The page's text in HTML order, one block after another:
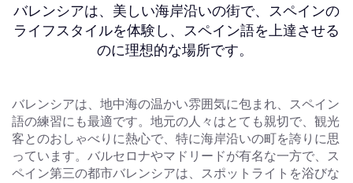
バレンシアは、美しい海岸沿いの街で、スペインの
ライフスタイルを体験し、スペイン語を上達させる
のに理想的な場所です。
バレンシアは、地中海の温かい雰囲気に包まれ、スペイン
語の練習にも最適です。地元の人々はとても親切で、観光
客とのおしゃべりに熱心で、特に海岸沿いの町を誇りに思
っています。バルセロナやマドリードが有名な一方で、ス
ペイン第三の都市バレンシアは、スポットライトを浴びな